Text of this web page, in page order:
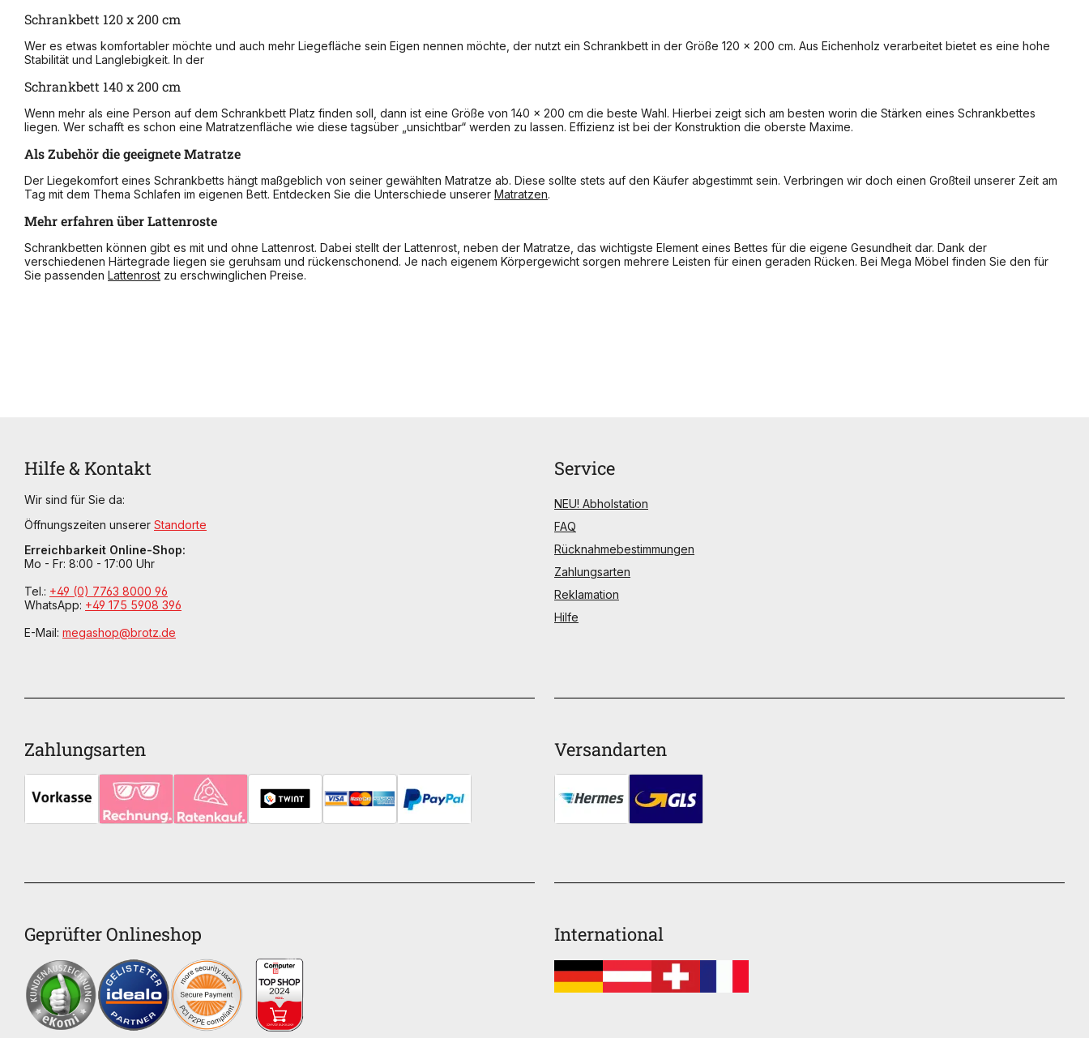
Schrankbett 120 x 200 cm
Wer es etwas komfortabler möchte und auch mehr Liegefläche sein Eigen nennen möchte, der nutzt ein Schrankbett in der Größe 120 x 200 cm. Aus Eichenholz verarbeitet bietet es eine hohe
Stabilität und Langlebigkeit. In der
Schrankbett 140 x 200 cm
Wenn mehr als eine Person auf dem Schrankbett Platz finden soll, dann ist eine Größe von 140 x 200 cm die beste Wahl. Hierbei zeigt sich am besten worin die Stärken eines Schrankbettes
liegen. Wer schafft es schon eine Matratzenfläche wie diese tagsüber „unsichtbar“ werden zu lassen. Effizienz ist bei der Konstruktion die oberste Maxime.
Als Zubehör die geeignete Matratze
Der Liegekomfort eines Schrankbetts hängt maßgeblich von seiner gewählten Matratze ab. Diese sollte stets auf den Käufer abgestimmt sein. Verbringen wir doch einen Großteil unserer Zeit am
Tag mit dem Thema Schlafen im eigenen Bett. Entdecken Sie die Unterschiede unserer Matratzen.
Mehr erfahren über Lattenroste
Schrankbetten können gibt es mit und ohne Lattenrost. Dabei stellt der Lattenrost, neben der Matratze, das wichtigste Element eines Bettes für die eigene Gesundheit dar. Dank der
verschiedenen Härtegrade liegen sie geruhsam und rückenschonend. Je nach eigenem Körpergewicht sorgen mehrere Leisten für einen geraden Rücken. Bei Mega Möbel finden Sie den für
Sie passenden Lattenrost zu erschwinglichen Preise.
Hilfe & Kontakt
Wir sind für Sie da:
Öffnungszeiten unserer Standorte
Erreichbarkeit Online-Shop:
Mo - Fr: 8:00 - 17:00 Uhr
Tel.: +49 (0) 7763 8000 96
WhatsApp: +49 175 5908 396
E-Mail: megashop@brotz.de
Geprüfter Onlineshop
Zahlungsarten Versandarten
International
Service
NEU! Abholstation
FAQ
Rücknahmebestimmungen
Zahlungsarten
Reklamation
Hilfe